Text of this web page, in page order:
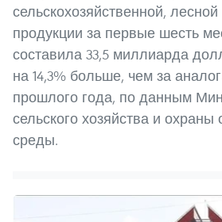
сельскохозяйственной,
продукции за первые шесть
составила 33,5 миллиарда
на 14,3% больше, чем за
прошлого года, по данным
сельского хозяйства и
среды.